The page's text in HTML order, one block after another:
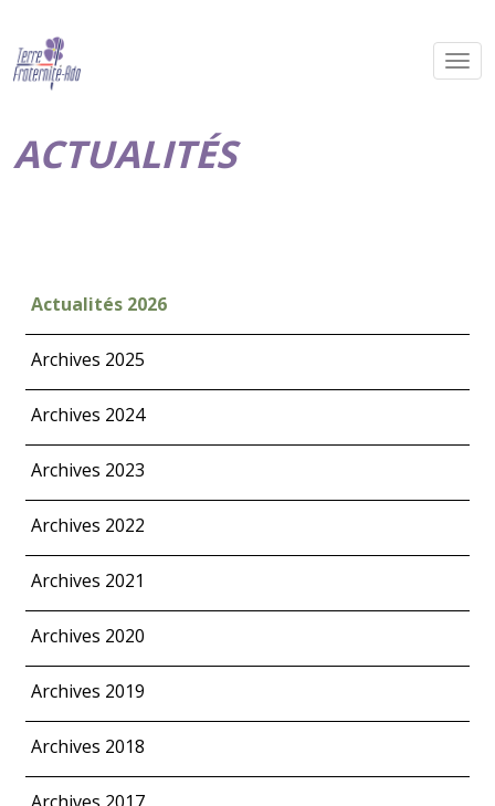
ACTUALITÉS
Actualités 2026
Archives 2025
Archives 2024
Archives 2023
Archives 2022
Archives 2021
Archives 2020
Archives 2019
Archives 2018